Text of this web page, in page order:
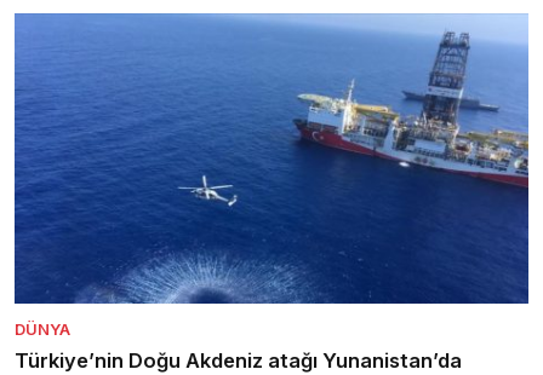
DÜNYA
Türkiye’nin Doğu Akdeniz atağı Yunanistan’da